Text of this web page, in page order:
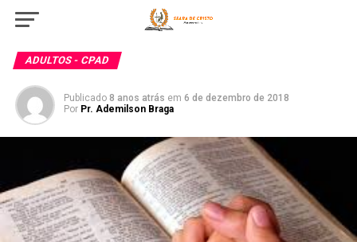
ADULTOS - CPAD
Publicado 8 anos atrás em 6 de dezembro de 2018
Por Pr. Ademilson Braga